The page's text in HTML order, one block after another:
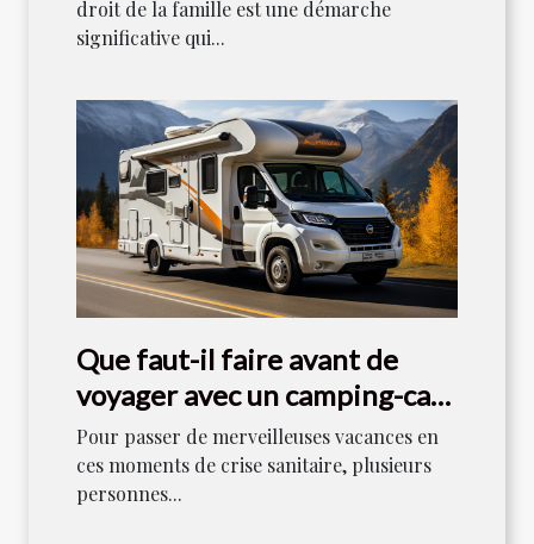
droit de la famille est une démarche
significative qui...
Que faut-il faire avant de
voyager avec un camping-car
en 2021 ?
Pour passer de merveilleuses vacances en
ces moments de crise sanitaire, plusieurs
personnes...